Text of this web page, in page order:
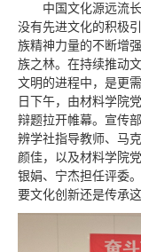
中国文化源远流
没有先进文化的积极
族精神力量的不断增
族之林。在持续推动
文明的进程中，是更
日下午，由材料学院
辩题拉开帷幕。宣传
辨学社指导教师、马
颜佳，以及材料学院
银娟、宁杰担任评委
要文化创新还是传承